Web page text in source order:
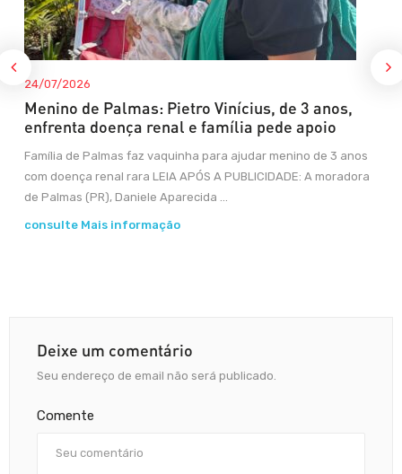
24/07/2026
Menino de Palmas: Pietro Vinícius, de 3 anos,
enfrenta doença renal e família pede apoio
Família de Palmas faz vaquinha para ajudar menino de 3 anos
com doença renal rara LEIA APÓS A PUBLICIDADE: A moradora
de Palmas (PR), Daniele Aparecida ...
consulte Mais informação
Deixe um comentário
Seu endereço de email não será publicado.
Comente